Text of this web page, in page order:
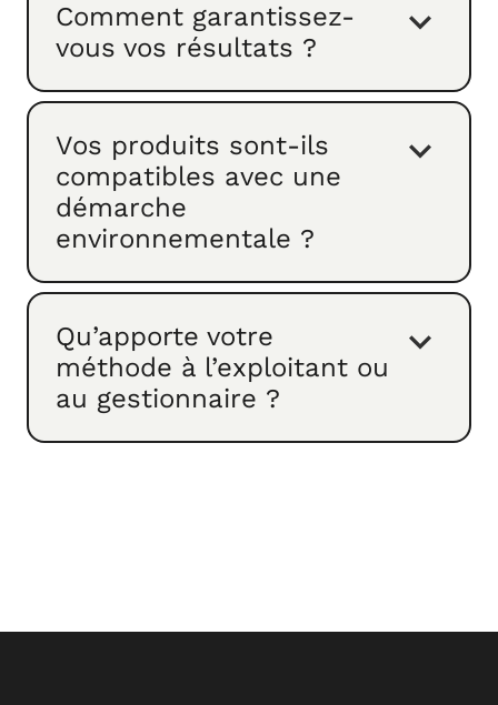
Comment garantissez-
vous vos résultats ?
Vos produits sont-ils
compatibles avec une
démarche
environnementale ?
Qu’apporte votre
méthode à l’exploitant ou
au gestionnaire ?